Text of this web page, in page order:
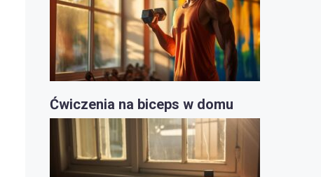
Ćwiczenia na biceps w domu